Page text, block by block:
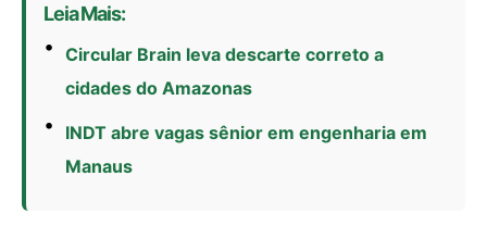
Leia Mais:
Circular Brain leva descarte correto a
cidades do Amazonas
INDT abre vagas sênior em engenharia em
Manaus